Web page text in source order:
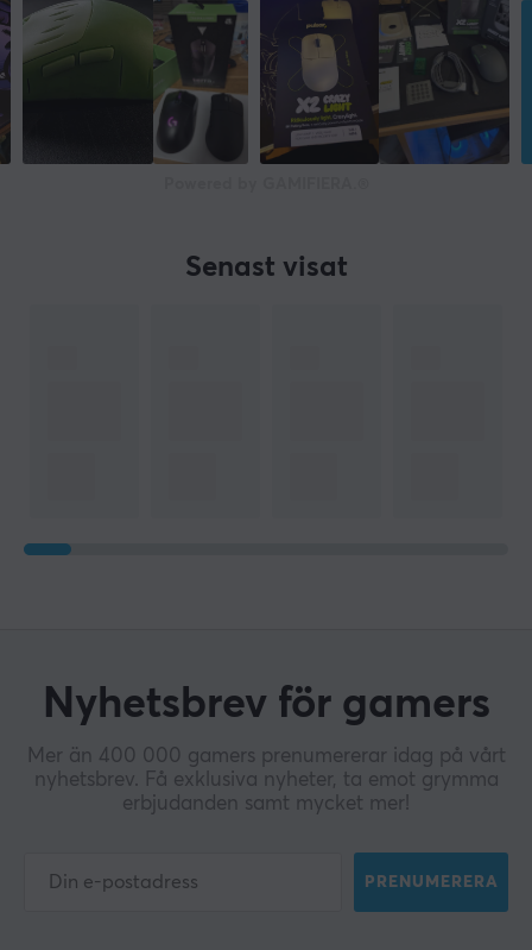
Senast visat
Nyhetsbrev för gamers
Mer än 400 000 gamers prenumererar idag på vårt
nyhetsbrev. Få exklusiva nyheter, ta emot grymma
erbjudanden samt mycket mer!
PRENUMERERA